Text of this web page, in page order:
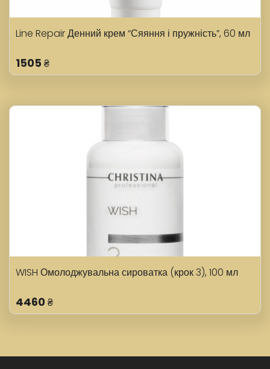
Line Repair Денний крем “Сяяння і пружність”, 60 мл
1505 ₴
WISH Омолоджувальна сироватка (крок 3), 100 мл
4460 ₴